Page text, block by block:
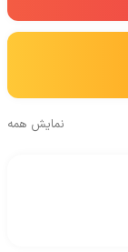
نمایش همه